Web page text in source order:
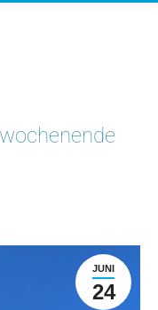
JUNI
24